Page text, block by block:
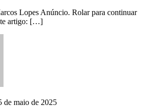
Lopes Anúncio. Rolar para continuar
artigo: […]
de maio de 2025